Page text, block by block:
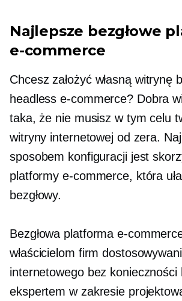
Najlepsze bezgłowe
e-commerce
Chcesz założyć własną witrynę
headless e-commerce? Dobra
taka, że ​​nie musisz w tym celu
witryny internetowej od zera.
sposobem konfiguracji jest
platformy e-commerce, która
bezgłowy.
Bezgłowa platforma e-
właścicielom firm
internetowego bez konieczności
ekspertem w zakresie